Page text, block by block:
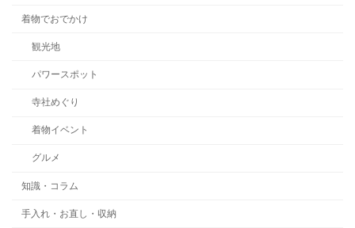
着物でおでかけ
観光地
パワースポット
寺社めぐり
着物イベント
グルメ
知識・コラム
手入れ・お直し・収納